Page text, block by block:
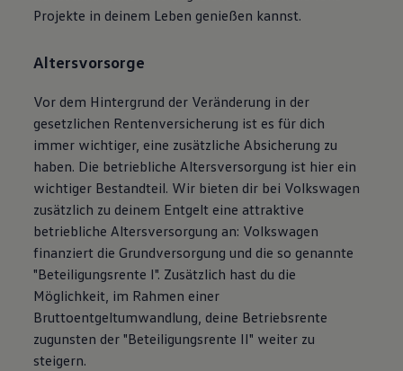
Projekte in deinem Leben genießen kannst.
Altersvorsorge
Vor dem Hintergrund der Veränderung in der
gesetzlichen Rentenversicherung ist es für dich
immer wichtiger, eine zusätzliche Absicherung zu
haben. Die betriebliche Altersversorgung ist hier ein
wichtiger Bestandteil. Wir bieten dir bei Volkswagen
zusätzlich zu deinem Entgelt eine attraktive
betriebliche Altersversorgung an: Volkswagen
finanziert die Grundversorgung und die so genannte
"Beteiligungsrente I". Zusätzlich hast du die
Möglichkeit, im Rahmen einer
Bruttoentgeltumwandlung, deine Betriebsrente
zugunsten der "Beteiligungsrente II" weiter zu
steigern.